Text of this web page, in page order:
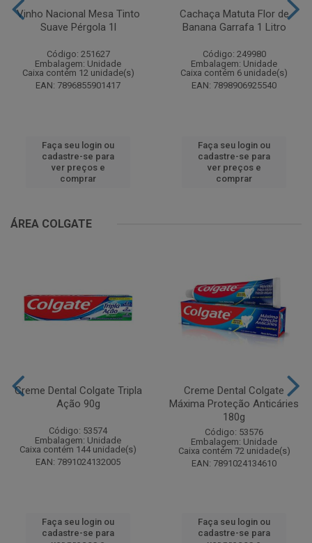
Vinho Nacional Mesa Tinto
Suave Pérgola 1l
Código: 251627
Embalagem: Unidade
Caixa contém 12 unidade(s)
EAN: 7896855901417
Faça seu login ou
cadastre-se para
ver preços e
comprar
Cachaça Matuta Flor de
Banana Garrafa 1 Litro
Código: 249980
Embalagem: Unidade
Caixa contém 6 unidade(s)
EAN: 7898906925540
Faça seu login ou
cadastre-se para
ver preços e
comprar
ÁREA COLGATE
Creme Dental Colgate Tripla
Ação 90g
Código: 53574
Embalagem: Unidade
Caixa contém 144 unidade(s)
EAN: 7891024132005
Faça seu login ou
cadastre-se para
Creme Dental Colgate
Máxima Proteção Anticáries
180g
Código: 53576
Embalagem: Unidade
Caixa contém 72 unidade(s)
EAN: 7891024134610
Faça seu login ou
cadastre-se para